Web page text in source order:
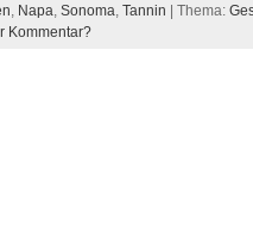
Napa Sonoma Tannin | Thema:
Kommentar?